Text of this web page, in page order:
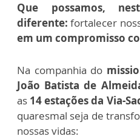
Que possamos,
diferente: fortalecer
em um compromisso
Na companhia do
João Batista de
as 14 estações da Via-
quaresmal seja de
nossas vidas: